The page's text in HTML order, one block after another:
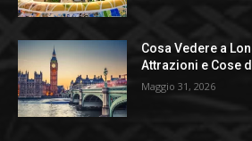
Cosa Vedere a
Attrazioni e Cose
Maggio 31, 2026